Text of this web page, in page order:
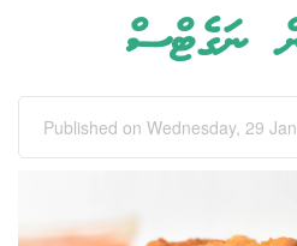
ނަގެޓްސް
Published on Wednesday, 29